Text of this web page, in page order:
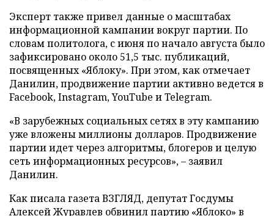
Эксперт также привел данные о масштабах
информационной кампании вокруг партии. По
словам политолога, с июня по начало августа было
зафиксировано около 51,5 тыс. публикаций,
посвященных «Яблоку». При этом, как отмечает
Данилин, продвижение партии активно ведется в
Facebook, Instagram, YouTube и Telegram.
«В зарубежных социальных сетях в эту кампанию
уже вложены миллионы долларов. Продвижение
партии идет через алгоритмы, блогеров и целую
сеть информационных ресурсов», – заявил
Данилин.
Как писала газета ВЗГЛЯД, депутат Госдумы
Алексей Журавлев обвинилпартию «Яблоко» в